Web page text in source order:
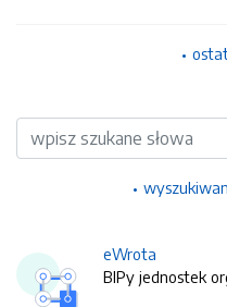
Wyszukiwarka
eWrota
BIPy jednostek